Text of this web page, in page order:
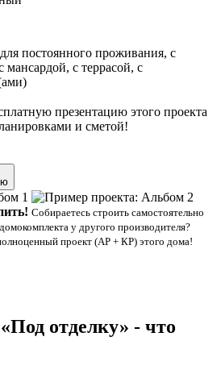
постоянного проживания, с
мансардой, с террасой, с
презентацию этого проекта
и сметой!
Собираетесь строить самостоятельно
у другого производителя?
проект (АР + КР) этого дома!
отделку» - что